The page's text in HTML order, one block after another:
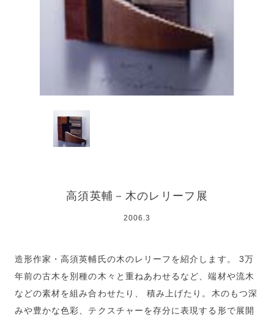
高須英輔－木のレリーフ展
2006.3
造形作家・高須英輔氏の木のレリーフを紹介します。 3万
年前の古木を別種の木々と重ねあわせるなど、端材や流木
などの素材を組み合わせたり、 積み上げたり。木のもつ深
みや豊かな色彩、テクスチャーを存分に表現する形で展開